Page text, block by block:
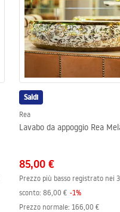
Saldi
Rea
Lavabo da appoggio Rea
85,00 €
Prezzo più basso registrato nei
sconto: 86,00 € -1%
Prezzo normale: 166,00 €